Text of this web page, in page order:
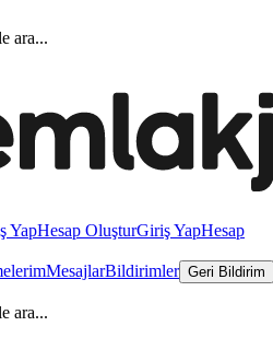
ara...
YapHesap OluşturGiriş YapHesap
MesajlarBildirimler Geri Bildirim
ara...